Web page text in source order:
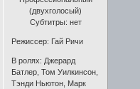
(двухголосый)
Субтитры: нет
Режиссер: Гай Ричи
В ролях: Джерард
Батлер, Том Уилкинсон,
Тэнди Ньютон, Марк